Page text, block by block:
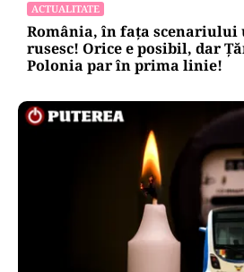
ACTUALITATE
România, în fața scenariului
rusesc! Orice e posibil, dar
Polonia par în prima linie!